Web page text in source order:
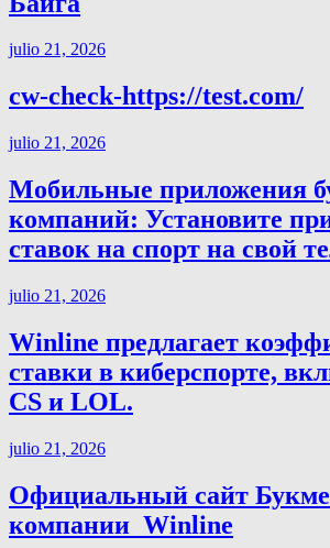
julio 21, 2026
cw-check-https://test.com/
julio 21, 2026
Мобильные приложения
компаний: Установите
ставок на спорт на свой
julio 21, 2026
Winline предлагает
ставки в киберспорте,
CS и LOL.
julio 21, 2026
Официальный сайт
компании ️ Winline